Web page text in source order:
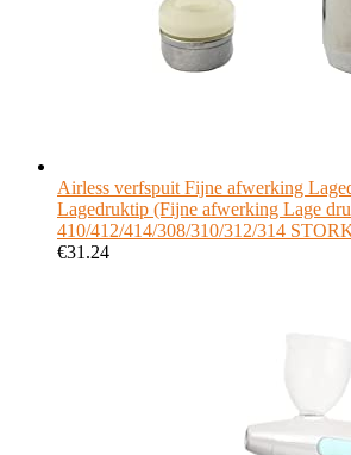
Airless verfspuit Fijne afwerking
Lagedruktip (Fijne afwerking Lage
410/412/414/308/310/312/314
€31.24